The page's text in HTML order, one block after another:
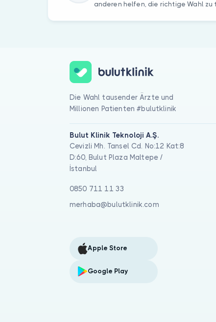
anderen helfen, die richtige Wahl zu
Die Wahl tausender Ärzte und
Millionen Patienten #bulutklinik
Bulut Klinik Teknoloji A.Ş.
Cevizli Mh. Tansel Cd. No:12 Kat:8
D:60, Bulut Plaza Maltepe /
İstanbul
0850 711 11 33
merhaba@bulutklinik.com
Apple Store
Google Play